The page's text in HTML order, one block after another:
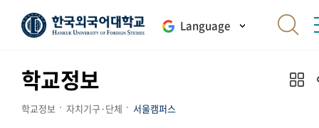
Language
학교정보
학교정보 자치기구·단체 서울캠퍼스